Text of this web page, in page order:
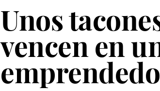
Unos
vencen en